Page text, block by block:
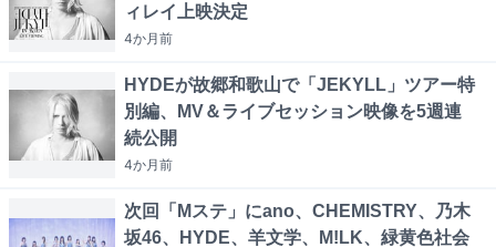
ィレイ上映決定
4か月前
HYDEが故郷和歌山で「JEKYLL」ツアー特
別編、MV＆ライブセッション映像を5週連
続公開
4か月前
次回「Mステ」にano、CHEMISTRY、乃木
坂46、HYDE、羊文学、M!LK、緑黄色社会